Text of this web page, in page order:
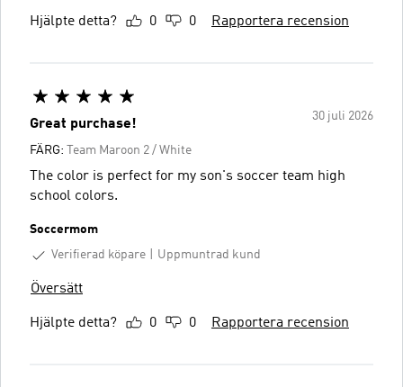
Hjälpte detta? 0 0 Rapportera recension
30 juli 2026
Great purchase!
FÄRG: Team Maroon 2 / White
The color is perfect for my son's soccer team high
school colors.
Soccermom
Verifierad köpare
Uppmuntrad kund
Översätt
Hjälpte detta? 0 0 Rapportera recension